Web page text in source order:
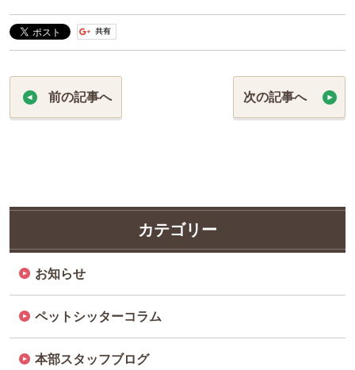
前の記事へ 次の記事へ
カテゴリー
お知らせ
ペットシッターコラム
本部スタッフブログ